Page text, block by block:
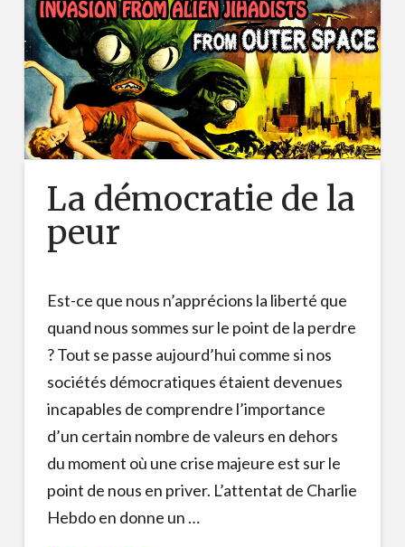
La démocratie de la
peur
Est-ce que nous n’apprécions la liberté que
quand nous sommes sur le point de la perdre
? Tout se passe aujourd’hui comme si nos
sociétés démocratiques étaient devenues
incapables de comprendre l’importance
d’un certain nombre de valeurs en dehors
du moment où une crise majeure est sur le
point de nous en priver. L’attentat de Charlie
Hebdo en donne un …